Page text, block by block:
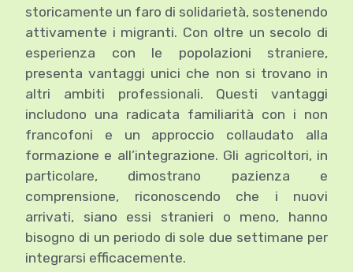
storicamente un faro di solidarietà, sostenendo
attivamente i migranti. Con oltre un secolo di
esperienza con le popolazioni straniere,
presenta vantaggi unici che non si trovano in
altri ambiti professionali. Questi vantaggi
includono una radicata familiarità con i non
francofoni e un approccio collaudato alla
formazione e all’integrazione. Gli agricoltori, in
particolare, dimostrano pazienza e
comprensione, riconoscendo che i nuovi
arrivati, siano essi stranieri o meno, hanno
bisogno di un periodo di sole due settimane per
integrarsi efficacemente.